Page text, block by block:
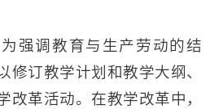
强调教育与生产劳动的结
修订教学计划和教学大纲、
改革活动。在教学改革中，